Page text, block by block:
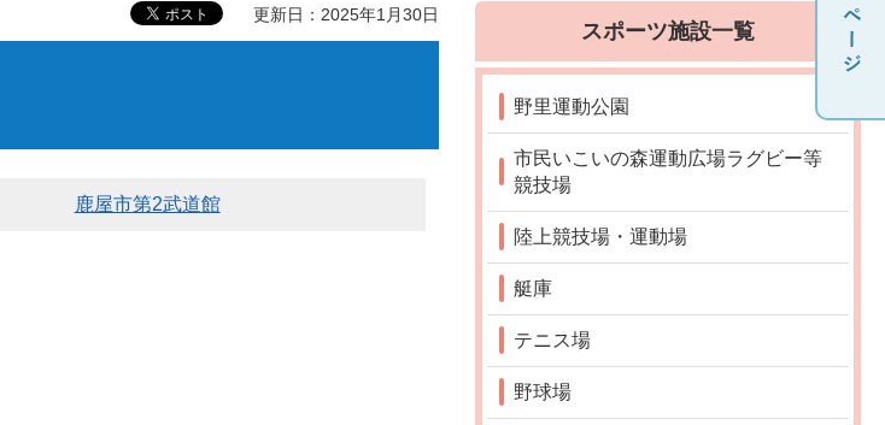
更新日：2025年1月30日
鹿屋市第2武道館
スポーツ施設一覧
野里運動公園
市民いこいの森運動広場ラグビー等
競技場
陸上競技場・運動場
艇庫
テニス場
野球場